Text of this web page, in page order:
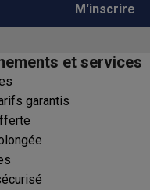
M'inscrire
et services
garantis